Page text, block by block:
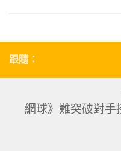
跟隨：
網球》難突破對手